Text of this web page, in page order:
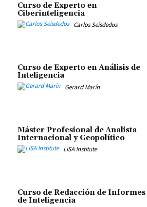
Curso de Experto en
Ciberinteligencia
Carlos Seisdedos
Curso de Experto en Análisis de
Inteligencia
Gerard Marín
Máster Profesional de Analista
Internacional y Geopolítico
LISA Institute
Curso de Redacción de Informes
de Inteligencia